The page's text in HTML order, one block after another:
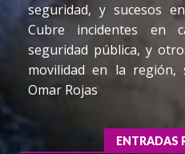
seguridad, y sucesos
Cubre incidentes en
seguridad pública, y
movilidad en la región,
Omar Rojas
ENTRADAS